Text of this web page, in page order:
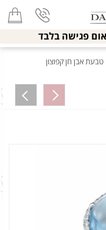
פגישה בלבד
טבעת אבן חן קפוצון